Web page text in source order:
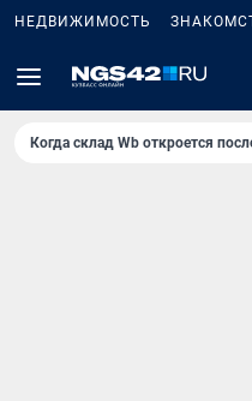
НЕДВИЖИМОСТЬ
Когда склад Wb откроется